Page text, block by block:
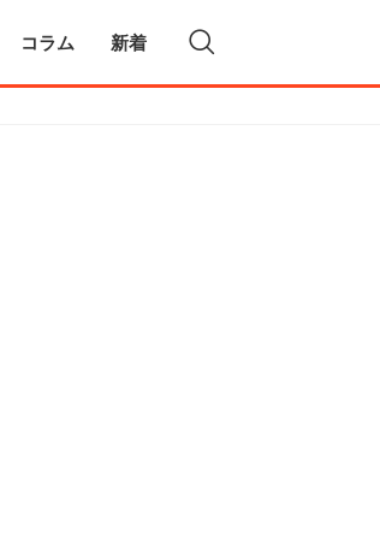
コラム 新着